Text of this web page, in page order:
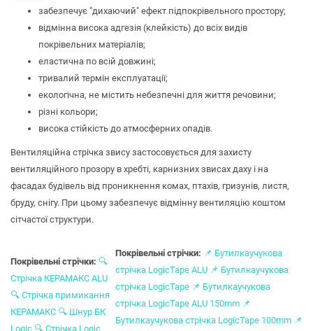
забезпечує "дихаючий" ефект підпокрівельного простору;
відмінна висока адгезія (клейкість) до всіх видів
покрівельних матеріалів;
еластична по всій довжині;
тривалий термін експлуатації;
екологічна, не містить небезпечні для життя речовини;
різні кольори;
висока стійкість до атмосферних опадів.
Вентиляційна стрічка звису застосовується для захисту
вентиляційного прозору в хребті, карнизних звисах даху і на
фасадах будівель від проникнення комах, птахів, гризунів, листя,
бруду, снігу. При цьому забезпечує відмінну вентиляцію коштом
сітчастої структури.
Покрівельні стрічки: 🔍
Стрічка КЕРАМАКС ALU
🔍 Стрічка примикання
КЕРАМАКС 🔍 Шнур БК
Logic 🔍 Стрічка Logic
Покрівельні стрічки: 📌 Бутилкаучукова
стрічка LogicTape ALU 📌 Бутилкаучукова
стрічка LogicTape 📌 Бутилкаучукова
стрічка LogicTape ALU 150mm 📌
Бутилкаучукова стрічка LogicTape 100mm 📌